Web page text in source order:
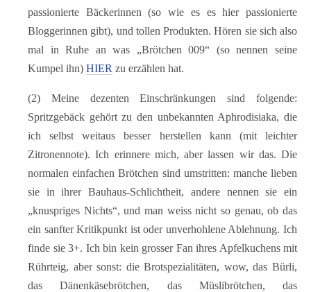
passionierte Bäckerinnen (so wie es es hier passionierte
Bloggerinnen gibt), und tollen Produkten. Hören sie sich also
mal in Ruhe an was „Brötchen 009“ (so nennen seine
Kumpel ihn) HIER zu erzählen hat.
(2) Meine dezenten Einschränkungen sind folgende:
Spritzgebäck gehört zu den unbekannten Aphrodisiaka, die
ich selbst weitaus besser herstellen kann (mit leichter
Zitronennote). Ich erinnere mich, aber lassen wir das. Die
normalen einfachen Brötchen sind umstritten: manche lieben
sie in ihrer Bauhaus-Schlichtheit, andere nennen sie ein
„knuspriges Nichts“, und man weiss nicht so genau, ob das
ein sanfter Kritikpunkt ist oder unverhohlene Ablehnung. Ich
finde sie 3+. Ich bin kein grosser Fan ihres Apfelkuchens mit
Rührteig, aber sonst: die Brotspezialitäten, wow, das Bürli,
das Dänenkäsebrötchen, das Müslibrötchen, das